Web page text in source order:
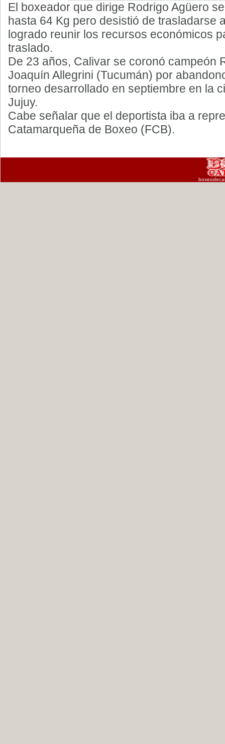
El boxeador que dirige Rodrigo Agüero
hasta 64 Kg pero desistió de trasladarse
logrado reunir los recursos económicos
traslado.
De 23 años, Calivar se coronó campeón
Joaquín Allegrini (Tucumán) por
torneo desarrollado en septiembre en la
Jujuy.
Cabe señalar que el deportista iba a
Catamarqueña de Boxeo (FCB).